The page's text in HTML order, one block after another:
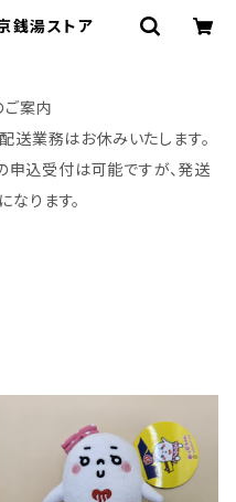
銭湯ストア
案内
送業務はお休みいたします。
申込受付は可能ですが、発送
なります。